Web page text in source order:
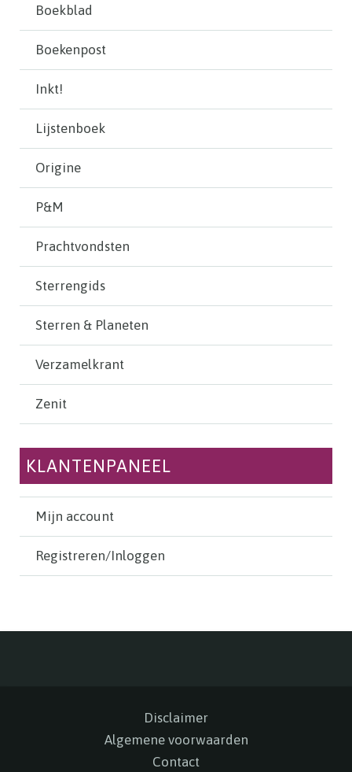
Boekblad
Boekenpost
Inkt!
Lijstenboek
Origine
P&M
Prachtvondsten
Sterrengids
Sterren & Planeten
Verzamelkrant
Zenit
KLANTENPANEEL
Mijn account
Registreren/Inloggen
Disclaimer
Algemene voorwaarden
Contact